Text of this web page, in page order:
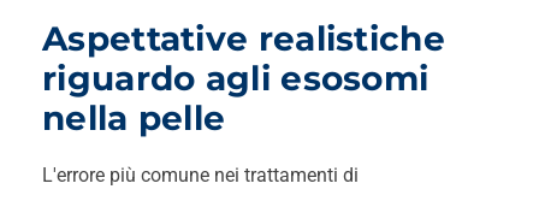
Aspettative realistiche
riguardo agli esosomi
nella pelle
L'errore più comune nei trattamenti di